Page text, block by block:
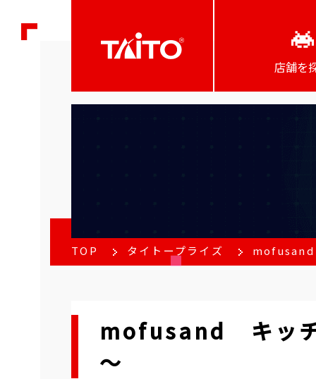
店舗を
TOP タイトープライズ mofusand
mofusand キッチ
～